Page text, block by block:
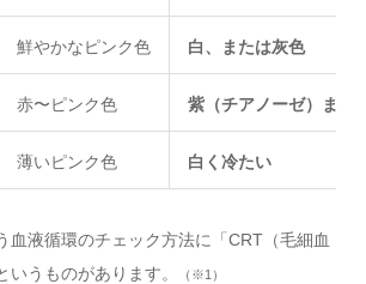
鮮やかなピンク色 白、または灰色
赤〜ピンク色 紫（チアノーゼ）また
薄いピンク色 白く冷たい
血液循環のチェック方法に「CRT（毛細血
うものがあります。
（※1）